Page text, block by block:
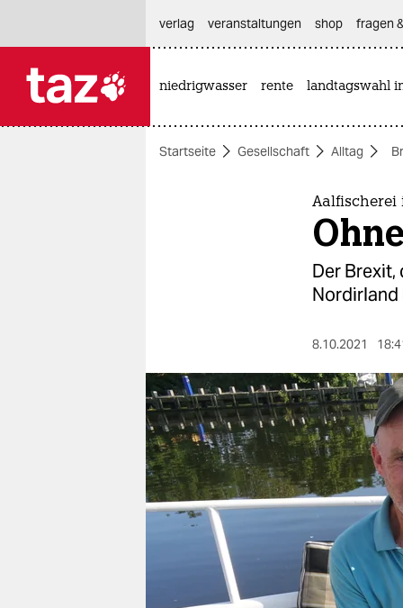
themen
berlin
nord
wahrheit
verlag
veranstaltungen
verlag
veranstaltungen shop fragen
niedrigwasser rente landtagswahl
Startseite Gesellschaft Alltag
Der Brexit,
Nordirland
8.10.2021